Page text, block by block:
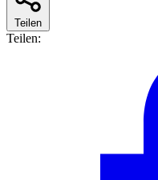
Teilen
Teilen: